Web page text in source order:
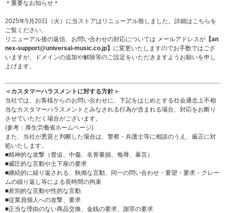
＊重要なお知らせ＊
2025年5月20日（火）に当ストアはリニューアル致しました。詳細はこちら を
ご覧ください。
リニューアル後の返信、お問い合わせの対応については メールアドレスが 【an
nex-support@universal-music.co.jp】 に変更いたしますのでお手数ではござ
いますが、ドメインの追加や解除等のご設定をいただきますようお願いを申し
上げます。
＜カスタマーハラスメントに対する方針＞
当社では、お客様からのお問い合わせに、下記をはじめとする社会通念上不相
当なカスタマーハラスメントとみなされる行為が含まれる場合、対応をお断り
させていただく場合がございます。
(参考： 厚生労働省ホームページ)
また、当社が悪質と判断した場合は、警察・弁護士等に相談のうえ、厳正に対
処いたします。
■精神的な攻撃（脅迫、中傷、名誉棄損、侮辱、暴言）
■威圧的な言動や土下座の要求
■継続的に繰り返される、執拗な言動、同一の問い合わせ・要望・要求・クレー
ムの繰り返し等による長時間の拘束
■差別的な言動や性的な言動
■従業員個人への攻撃、要求
■正当な理由のない商品交換、金銭の要求、謝罪の要求